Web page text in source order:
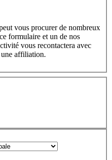
vous procurer de nombreux
formulaire et un de nos
vous recontactera avec
affiliation.